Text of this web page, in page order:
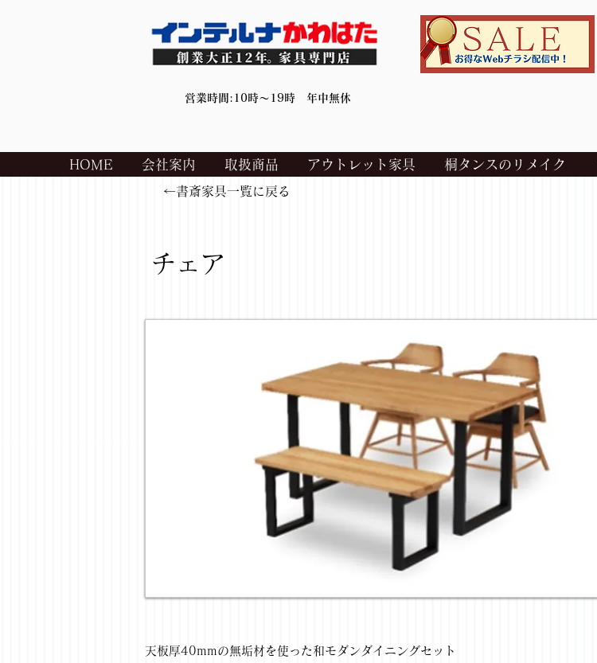
営業時間:10時～19時 年中無休
HOME 会社案内 取扱商品 アウトレット家具 桐タンスのリメイク
←書斎家具一覧に戻る
チェア
天板厚40mmの無垢材を使った和モダンダイニングセット